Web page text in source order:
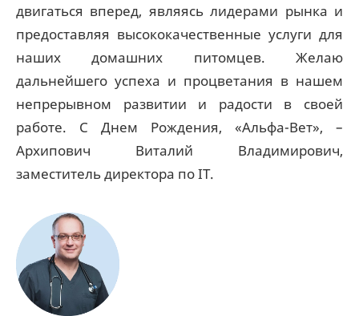
двигаться вперед, являясь лидерами рынка и
предоставляя высококачественные услуги для
наших домашних питомцев. Желаю
дальнейшего успеха и процветания в нашем
непрерывном развитии и радости в своей
работе. С Днем Рождения, «Альфа-Вет», –
Архипович Виталий Владимирович,
заместитель директора по IT.